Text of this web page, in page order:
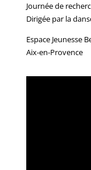
Journée de
Dirigée par la
Espace Jeunesse
Aix-en-Provence